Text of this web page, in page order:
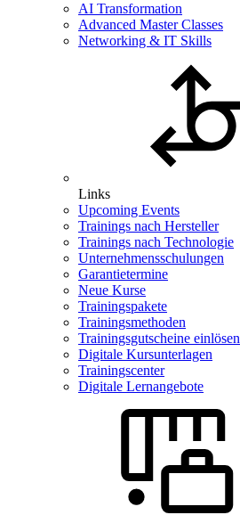
AI Transformation
Advanced Master Classes
Networking & IT Skills
Links
Upcoming Events
Trainings nach Hersteller
Trainings nach Technologie
Unternehmensschulungen
Garantietermine
Neue Kurse
Trainingspakete
Trainingsmethoden
Trainingsgutscheine einlösen
Digitale Kursunterlagen
Trainingscenter
Digitale Lernangebote